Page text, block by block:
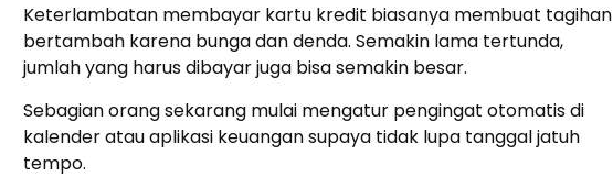
Keterlambatan membayar kartu kredit biasanya membuat tagihan
bertambah karena bunga dan denda. Semakin lama tertunda,
jumlah yang harus dibayar juga bisa semakin besar.
Sebagian orang sekarang mulai mengatur pengingat otomatis di
kalender atau aplikasi keuangan supaya tidak lupa tanggal jatuh
tempo.